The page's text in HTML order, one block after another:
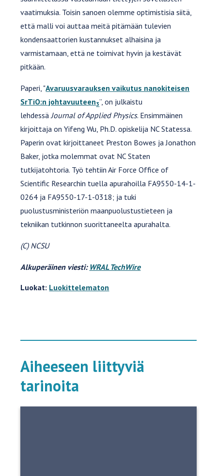
vaatimuksia. Toisin sanoen olemme optimistisia siitä,
että malli voi auttaa meitä pitämään tulevien
kondensaattorien kustannukset alhaisina ja
varmistamaan, että ne toimivat hyvin ja kestävät
pitkään.
Paperi, "Avaruusvarauksen vaikutus nanokiteisen
SrTiO:n johtavuuteen3”, on julkaistu
lehdessäJournal of Applied Physics. Ensimmäinen
kirjoittaja on Yifeng Wu, Ph.D. opiskelija NC Statessa.
Paperin ovat kirjoittaneet Preston Bowes ja Jonathon
Baker, jotka molemmat ovat NC Staten
tutkijatohtoria. Työ tehtiin Air Force Office of
Scientific Researchin tuella apurahoilla FA9550-14-1-
0264 ja FA9550-17-1-0318; ja tuki
puolustusministeriön maanpuolustustieteen ja
tekniikan tutkinnon suorittaneelta apurahalta.
(C) NCSU
Alkuperäinen viesti: WRAL TechWire
Luokat: Luokittelematon
Aiheeseen liittyviä
tarinoita